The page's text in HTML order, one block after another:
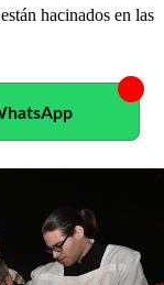
hacinados en las